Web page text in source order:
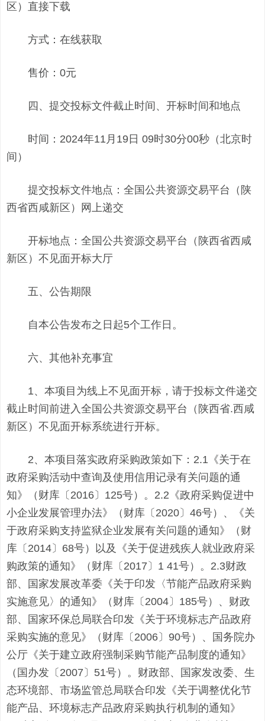
区）直接下载
方式：在线获取
售价：0元
四、提交投标文件截止时间、开标时间和地点
时间：2024年11月19日 09时30分00秒（北京时
间）
提交投标文件地点：全国公共资源交易平台（陕
西省西咸新区）网上递交
开标地点：全国公共资源交易平台（陕西省西咸
新区）不见面开标大厅
五、公告期限
自本公告发布之日起5个工作日。
六、其他补充事宜
1、本项目为线上不见面开标，请于投标文件递交
截止时间前进入全国公共资源交易平台（陕西省.西咸
新区）不见面开标系统进行开标。
2、本项目落实政府采购政策如下：2.1《关于在
政府采购活动中查询及使用信用记录有关问题的通
知》（财库〔2016〕125号）。2.2《政府采购促进中
小企业发展管理办法》（财库〔2020〕46号）、《关
于政府采购支持监狱企业发展有关问题的通知》（财
库〔2014〕68号）以及《关于促进残疾人就业政府采
购政策的通知》（财库〔2017〕1 41号）。2.3财政
部、国家发展改革委《关于印发〈节能产品政府采购
实施意见〉的通知》（财库〔2004〕185号）、财政
部、国家环保总局联合印发《关于环境标志产品政府
采购实施的意见》（财库〔2006〕90号）、国务院办
公厅《关于建立政府强制采购节能产品制度的通知》
（国办发〔2007〕51号）。财政部、国家发改委、生
态环境部、市场监管总局联合印发《关于调整优化节
能产品、环境标志产品政府采购执行机制的通知》